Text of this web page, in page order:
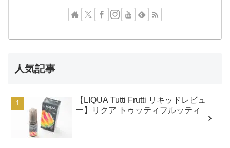
人気記事
【LIQUA Tutti Frutti リキッドレビュ
ー】リクア トゥッティフルッティ